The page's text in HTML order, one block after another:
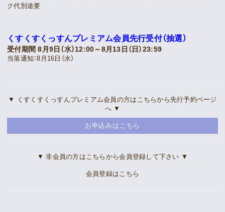
Playlist
Vlogssun
ク代別途要
くすくすくっすんプレミアム会員先行受付（抽選）
受付期間 8月9日（水）12:00～8月13日（日）23:59
当落通知：8月16日（水）
▼ くすくすくっすんプレミアム会員の方はこちらから先行予約ページ
へ ▼
お申込みはこちら
▼ 非会員の方はこちらから会員登録して下さい ▼
会員登録はこちら